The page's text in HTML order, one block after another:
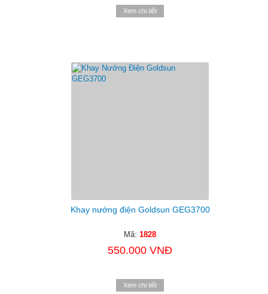
Xem chi tiết
Khay nướng điện Goldsun GEG3700
Mã: 1828
550.000 VNĐ
Xem chi tiết